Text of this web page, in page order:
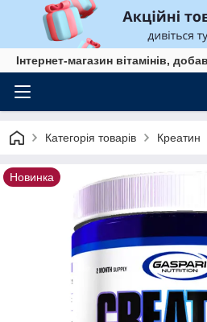
Інтернет-магазин вітамінів,
Категорія товарів Креатин
Новинка